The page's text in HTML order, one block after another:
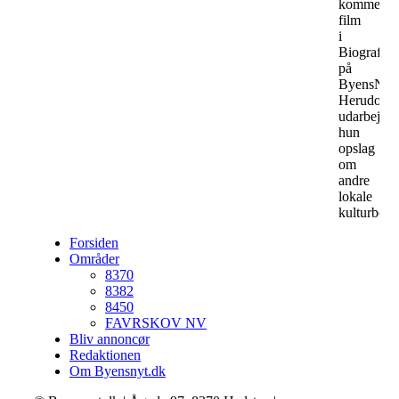
film
i
på
ByensNyt.
Herudover
udarbejder
hun
opslag
om
andre
lokale
Forsiden
Områder
8370
8382
8450
FAVRSKOV NV
Bliv annoncør
Redaktionen
Om Byensnyt.dk